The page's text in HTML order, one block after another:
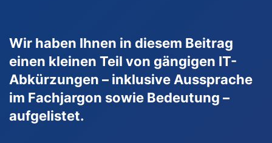
Wir haben Ihnen in diesem Beitrag
einen kleinen Teil von gängigen IT-
Abkürzungen – inklusive Aussprache
im Fachjargon sowie Bedeutung –
aufgelistet.